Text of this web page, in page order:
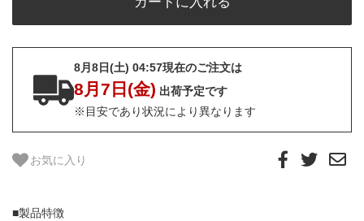
8月8日(土) 04:57現在のご注文は
8月7日(金) 出荷予定です
※目安であり状況により異なります
お気に入り
■製品特徴